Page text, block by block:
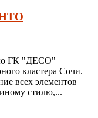
НТО
ГК "ДЕСО"
кластера Сочи.
всех элементов
стилю,...